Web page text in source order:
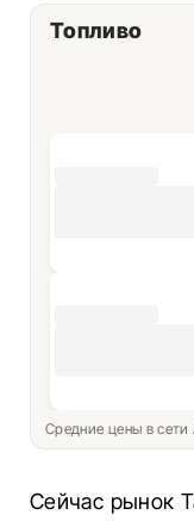
Топливо
Средние цены в
Сейчас рынок